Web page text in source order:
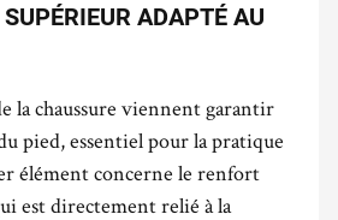
ADAPTÉ AU
la chaussure viennent garantir
pied, essentiel pour la pratique
élément concerne le renfort
est directement relié à la